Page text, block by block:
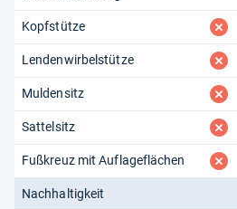
Kopfstütze fehlt
Lendenwirbelstütze fehlt
Muldensitz fehlt
Sattelsitz fehlt
Fußkreuz mit Auflageflächen fehlt
Nachhaltigkeit